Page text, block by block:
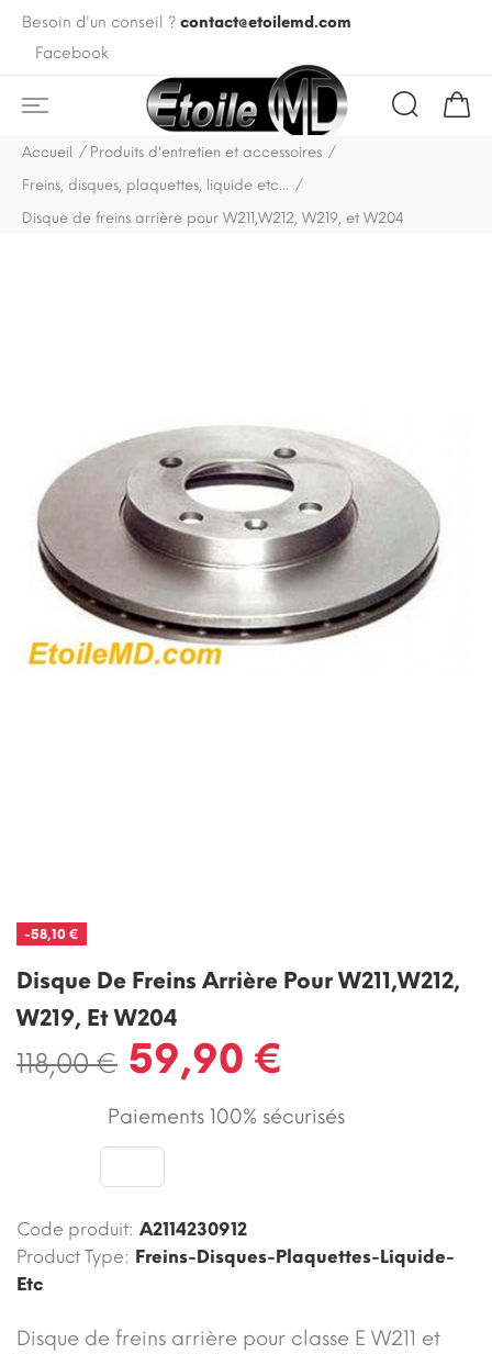
Besoin d'un conseil ? contact@etoilemd.com
Facebook
Accueil
Produits d'entretien et accessoires
Freins, disques, plaquettes, liquide etc...
Disque de freins arrière pour W211,W212, W219, et W204
-58,10 €
Disque De Freins Arrière Pour W211,W212,
W219, Et W204
118,00 € 59,90 €
Paiements 100% sécurisés
Code produit: A2114230912
Product Type: Freins-Disques-Plaquettes-Liquide-
Etc
Disque de freins arrière pour classe E W211 et